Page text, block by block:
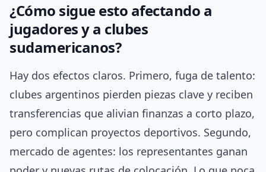
¿Cómo sigue esto afectando a
jugadores y a clubes
sudamericanos?
Hay dos efectos claros. Primero, fuga de talento:
clubes argentinos pierden piezas clave y reciben
transferencias que alivian finanzas a corto plazo,
pero complican proyectos deportivos. Segundo,
mercado de agentes: los representantes ganan